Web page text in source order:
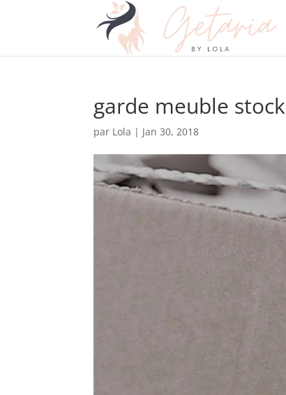
garde meuble stock
par Lola | Jan 30, 2018